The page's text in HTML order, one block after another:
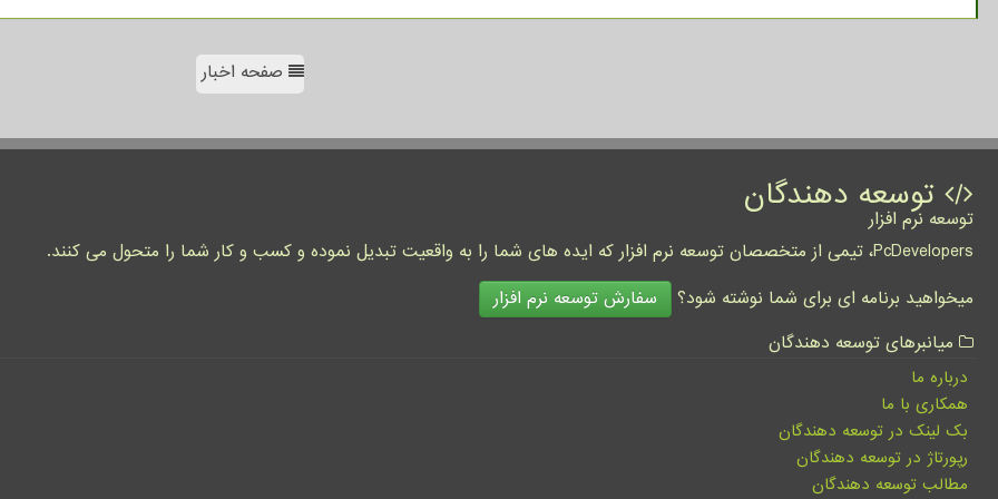
صفحه اخبار
توسعه دهندگان
توسعه نرم افزار
PcDevelopers، تیمی از متخصصان توسعه نرم افزار که ایده های شما را به واقعیت تبدیل نموده و کسب و کار شما را متحول می کنند.
میخواهید برنامه ای برای شما نوشته شود؟
سفارش توسعه نرم افزار
میانبرهای توسعه دهندگان
درباره ما
همکاری با ما
بک لینک در توسعه دهندگان
رپورتاژ در توسعه دهندگان
مطالب توسعه دهندگان